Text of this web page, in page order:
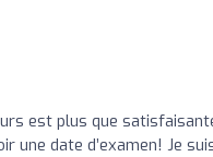
est plus que
une date d’examen! Je